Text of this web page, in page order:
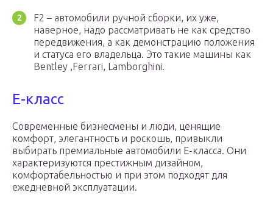
F2 – автомобили ручной сборки, их уже,
наверное, надо рассматривать не как средство
передвижения, а как демонстрацию положения
и статуса его владельца. Это такие машины как
Bentley ,Ferrari, Lamborghini.
E-класс
Современные бизнесмены и люди, ценящие
комфорт, элегантность и роскошь, привыкли
выбирать премиальные автомобили Е-класса. Они
характеризуются престижным дизайном,
комфортабельностью и при этом подходят для
ежедневной эксплуатации.